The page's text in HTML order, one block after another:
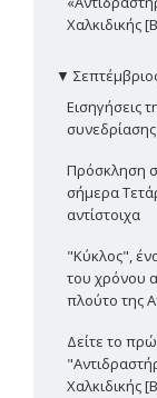
Χαλκιδικής
▼
Εισηγήσεις
Πρόσκληση
σήμερα
αντίστοιχα
"Κύκλος",
του χρόνου
πλούτο της
Δείτε το
Χαλκιδικής